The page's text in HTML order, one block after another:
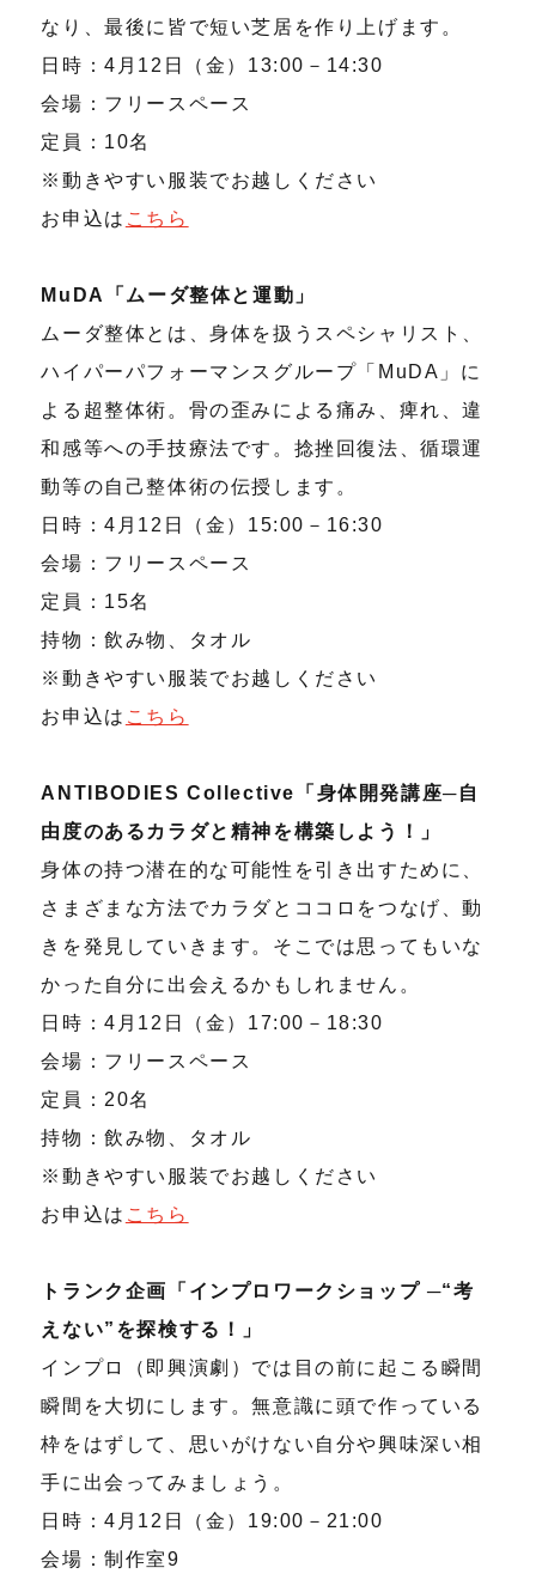
なり、最後に皆で短い芝居を作り上げます。
日時：4月12日（金）13:00－14:30
会場：フリースペース
定員：10名
※動きやすい服装でお越しください
お申込は こちら
MuDA「ムーダ整体と運動」
ムーダ整体とは、身体を扱うスペシャリスト、
ハイパーパフォーマンスグループ「MuDA」に
よる超整体術。骨の歪みによる痛み、痺れ、違
和感等への手技療法です。捻挫回復法、循環運
動等の自己整体術の伝授します。
日時：4月12日（金）15:00－16:30
会場：フリースペース
定員：15名
持物：飲み物、タオル
※動きやすい服装でお越しください
お申込は こちら
ANTIBODIES Collective「身体開発講座─自
由度のあるカラダと精神を構築しよう！」
身体の持つ潜在的な可能性を引き出すために、
さまざまな方法でカラダとココロをつなげ、動
きを発見していきます。そこでは思ってもいな
かった自分に出会えるかもしれません。
日時：4月12日（金）17:00－18:30
会場：フリースペース
定員：20名
持物：飲み物、タオル
※動きやすい服装でお越しください
お申込は こちら
トランク企画「インプロワークショップ ─“考
えない”を探検する！」
インプロ（即興演劇）では目の前に起こる瞬間
瞬間を大切にします。無意識に頭で作っている
枠をはずして、思いがけない自分や興味深い相
手に出会ってみましょう。
日時：4月12日（金）19:00－21:00
会場：制作室9